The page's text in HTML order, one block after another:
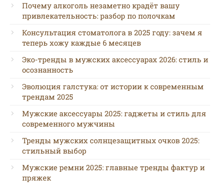
Почему алкоголь незаметно крадёт вашу
привлекательность: разбор по полочкам
Консультация стоматолога в 2025 году: зачем я
теперь хожу каждые 6 месяцев
Эко-тренды в мужских аксессуарах 2026: стиль и
осознанность
Эволюция галстука: от истории к современным
трендам 2025
Мужские аксессуары 2025: гаджеты и стиль для
современного мужчины
Тренды мужских солнцезащитных очков 2025:
стильный выбор
Мужские ремни 2025: главные тренды фактур и
пряжек